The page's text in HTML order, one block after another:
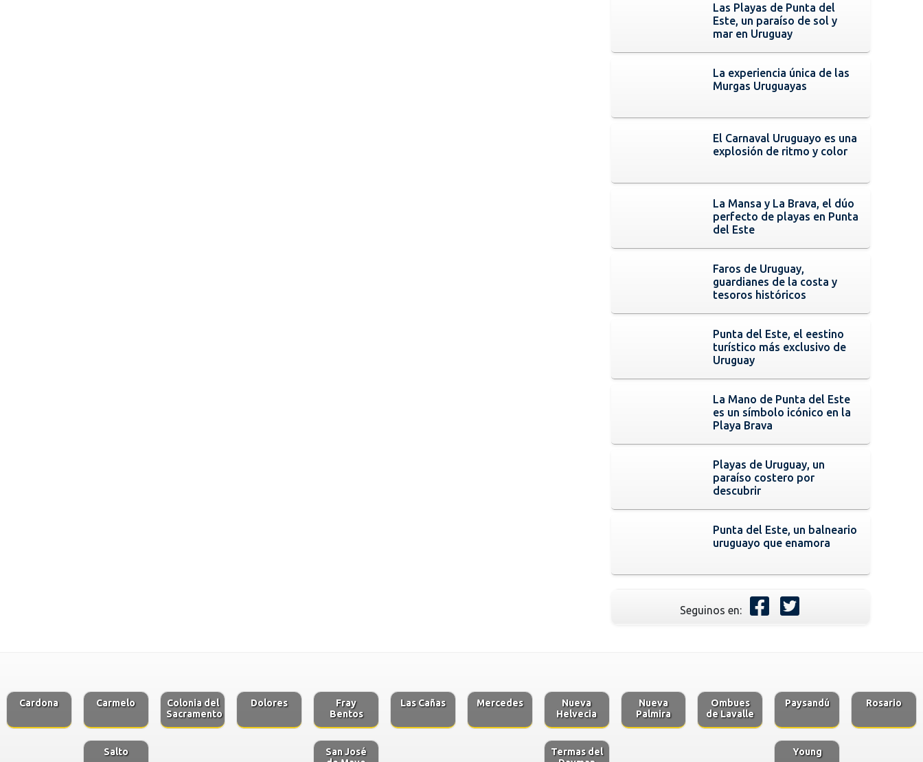
Las Playas de Punta del
Este, un paraíso de sol y
mar en Uruguay
La experiencia única de las
Murgas Uruguayas
El Carnaval Uruguayo es una
explosión de ritmo y color
La Mansa y La Brava, el dúo
perfecto de playas en Punta
del Este
Faros de Uruguay,
guardianes de la costa y
tesoros históricos
Punta del Este, el eestino
turístico más exclusivo de
Uruguay
La Mano de Punta del Este
es un símbolo icónico en la
Playa Brava
Playas de Uruguay, un
paraíso costero por
descubrir
Punta del Este, un balneario
uruguayo que enamora
Seguinos en:
Cardona Carmelo
Colonia del
Sacramento
Dolores
Fray
Bentos
Las Cañas Mercedes
Nueva
Helvecia
Nueva
Palmira
Ombues
de Lavalle
Paysandú Rosario
Salto
San José
Termas del
Young